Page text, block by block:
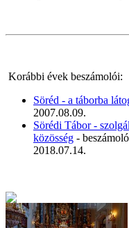
Korábbi évek beszámolói:
Söréd - a táborba
2007.08.09.
Sörédi Tábor -
közösség - beszámoló
2018.07.14.